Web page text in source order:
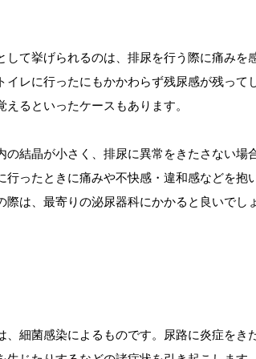
して挙げられるのは、排尿を行う際に痛みを
イレに行ったにもかかわらず残尿感が残って
るといったケースもあります。
の結晶が小さく、排尿に異常をきたさない場
行ったときに痛みや不快感・違和感などを抱
は、最寄りの泌尿器科にかかると良いでし
、細菌感染によるものです。尿路に炎症をき